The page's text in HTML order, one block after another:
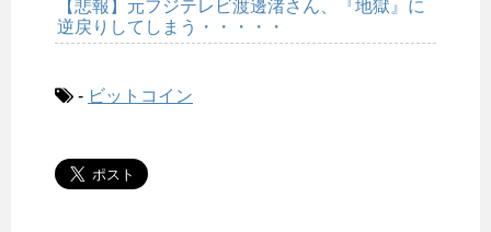
【悲報】元フジテレビ渡邊渚さん、『地獄』に
逆戻りしてしまう・・・・・
- ビットコイン